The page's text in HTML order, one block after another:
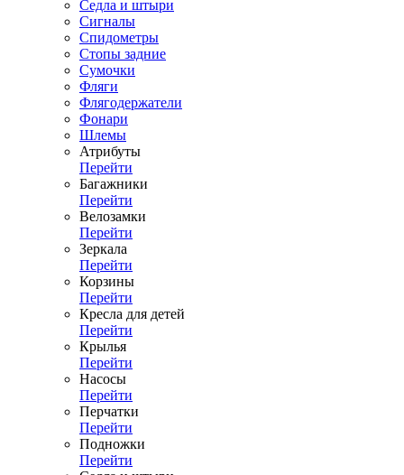
Седла и штыри
Сигналы
Спидометры
Стопы задние
Сумочки
Фляги
Флягодержатели
Фонари
Шлемы
Атрибуты
Перейти
Багажники
Перейти
Велозамки
Перейти
Зеркала
Перейти
Корзины
Перейти
Кресла для детей
Перейти
Крылья
Перейти
Насосы
Перейти
Перчатки
Перейти
Подножки
Перейти